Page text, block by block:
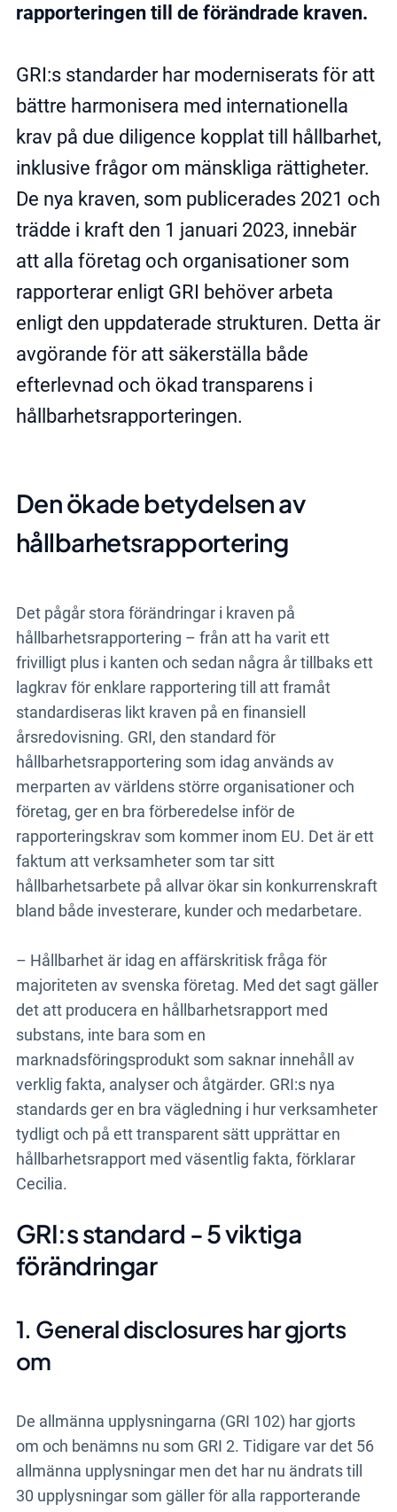
rapporteringen till de förändrade kraven.
GRI:s standarder har moderniserats för att
bättre harmonisera med internationella
krav på due diligence kopplat till hållbarhet,
inklusive frågor om mänskliga rättigheter.
De nya kraven, som publicerades 2021 och
trädde i kraft den 1 januari 2023, innebär
att alla företag och organisationer som
rapporterar enligt GRI behöver arbeta
enligt den uppdaterade strukturen. Detta är
avgörande för att säkerställa både
efterlevnad och ökad transparens i
hållbarhetsrapporteringen.
Den ökade betydelsen av
hållbarhetsrapportering
Det pågår stora förändringar i kraven på
hållbarhetsrapportering – från att ha varit ett
frivilligt plus i kanten och sedan några år tillbaks ett
lagkrav för enklare rapportering till att framåt
standardiseras likt kraven på en finansiell
årsredovisning. GRI, den standard för
hållbarhetsrapportering som idag används av
merparten av världens större organisationer och
företag, ger en bra förberedelse inför de
rapporteringskrav som kommer inom EU. Det är ett
faktum att verksamheter som tar sitt
hållbarhetsarbete på allvar ökar sin konkurrenskraft
bland både investerare, kunder och medarbetare.
– Hållbarhet är idag en affärskritisk fråga för
majoriteten av svenska företag. Med det sagt gäller
det att producera en hållbarhetsrapport med
substans, inte bara som en
marknadsföringsprodukt som saknar innehåll av
verklig fakta, analyser och åtgärder. GRI:s nya
standards ger en bra vägledning i hur verksamheter
tydligt och på ett transparent sätt upprättar en
hållbarhetsrapport med väsentlig fakta, förklarar
Cecilia.
GRI:s standard - 5 viktiga
förändringar
1. General disclosures har gjorts
om
De allmänna upplysningarna (GRI 102) har gjorts
om och benämns nu som GRI 2. Tidigare var det 56
allmänna upplysningar men det har nu ändrats till
30 upplysningar som gäller för alla rapporterande